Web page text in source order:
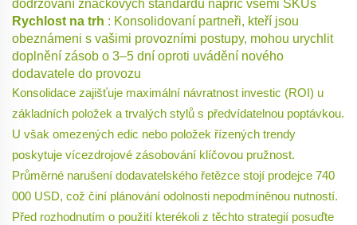
dodržování značkových standardů napříč všemi SKUs
Rychlost na trh : Konsolidovaní partneři, kteří jsou
obeznámeni s vašimi provozními postupy, mohou urychlit
doplnění zásob o 3–5 dní oproti uvádění nového
dodavatele do provozu
Konsolidace zajišťuje maximální návratnost investic (ROI) u
základních položek a trvalých stylů s předvídatelnou poptávkou.
U však omezených edic nebo položek řízených trendy
poskytuje vícezdrojové zásobování klíčovou pružnost.
Průměrné narušení dodavatelského řetězce stojí prodejce 740
000 USD, což činí plánování odolnosti nepodmíněnou nutností.
Před rozhodnutím o použití kterékoli z těchto strategií posuďte